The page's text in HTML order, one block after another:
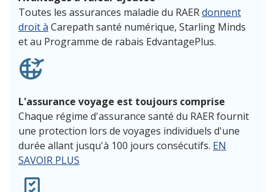
Toutes les assurances maladie du RAERdonnent
droit à Carepath santé numérique, Starling Minds
et au Programme de rabais EdvantagePlus.
L'assurance voyage est toujours comprise
Chaque régime d'assurance santé du RAER fournit
une protection lors de voyages individuels d'une
durée allant jusqu'à 100 jours consécutifs. EN
SAVOIR PLUS